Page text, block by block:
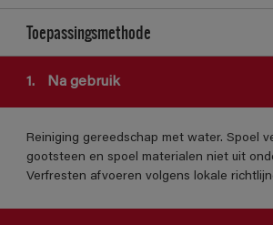
Toepassingsmethode
1. Na gebruik
Reiniging gereedschap met water. Spoel
gootsteen en spoel materialen niet uit
Verfresten afvoeren volgens lokale